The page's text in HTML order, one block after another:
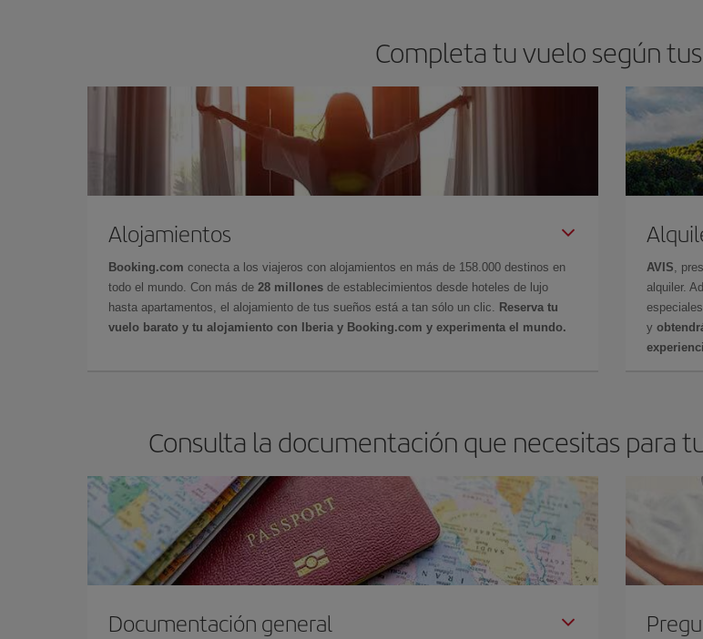
Completa tu vuelo según
Alojamientos
Booking.com conecta a los viajeros con alojamientos en más de 158.000 destinos en
todo el mundo. Con más de 28 millones de establecimientos desde hoteles de lujo
hasta apartamentos, el alojamiento de tus sueños está a tan sólo un clic.
Reserva tu
vuelo barato y tu alojamiento con Iberia y Booking.com y experimenta el mundo.
AVIS ,
alquiler.
y
Consulta la documentación que necesitas para
Documentación general